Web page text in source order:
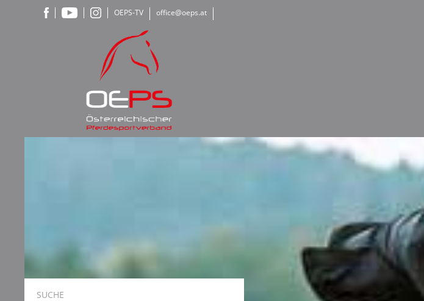
OEPS-TV office@oeps.at
SUCHE